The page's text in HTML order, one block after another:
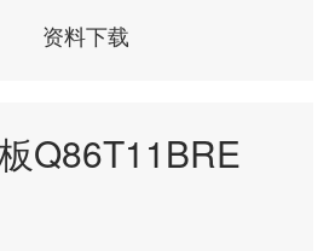
资料下载
Q86T11BRE